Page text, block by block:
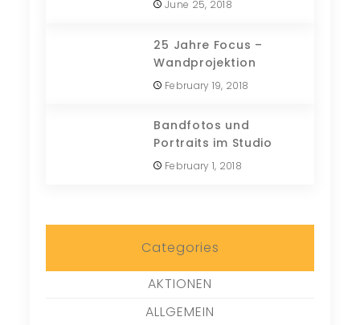
June 25, 2018
25 Jahre Focus –
Wandprojektion
February 19, 2018
Bandfotos und
Portraits im Studio
February 1, 2018
Categories
AKTIONEN
ALLGEMEIN